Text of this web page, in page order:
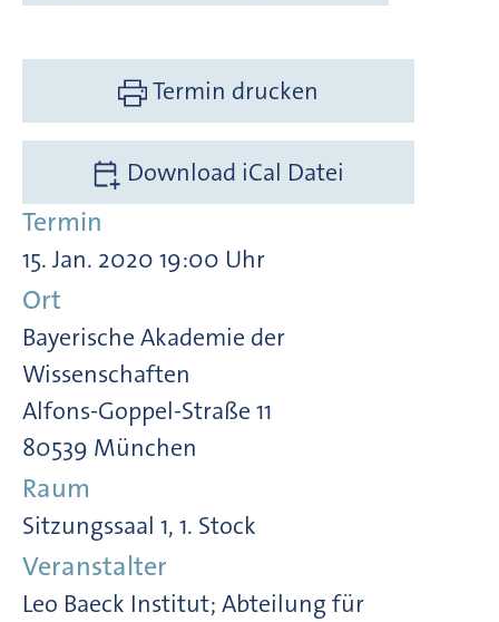
Termin drucken
Download iCal Datei
Termin
15. Jan. 2020 19:00 Uhr
Ort
Bayerische Akademie der
Wissenschaften
Alfons-Goppel-Straße 11
80539 München
Raum
Sitzungssaal 1, 1. Stock
Veranstalter
Leo Baeck Institut; Abteilung für